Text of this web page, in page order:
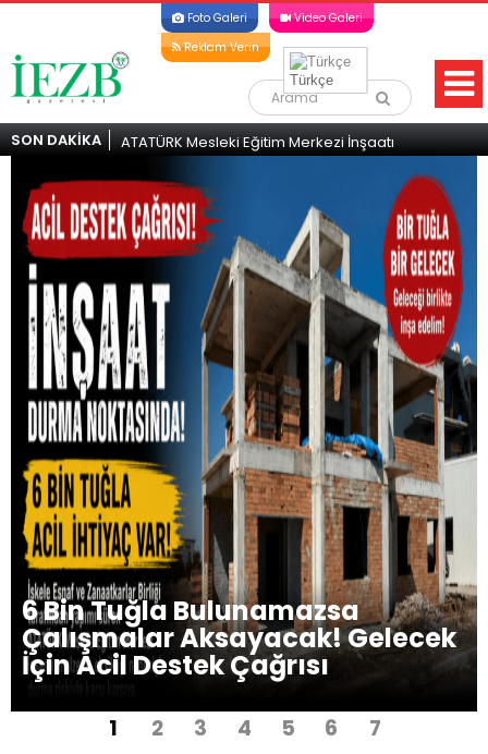
Foto Galeri
Video Galeri
Reklam Verin
Türkçe
SON DAKİKA
ATATÜRK Mesleki Eğitim Merkezi İnşaatı
Çağrısı
Atatürk
Gelecek
ATATÜRK Mesleki
İnşaatı Durma
İskele’den Acil Destek
1 2 3 4 5 6 7